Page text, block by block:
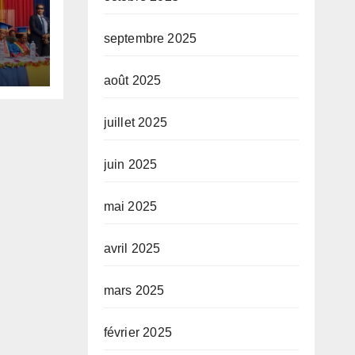
septembre 2025
août 2025
juillet 2025
juin 2025
mai 2025
avril 2025
mars 2025
février 2025